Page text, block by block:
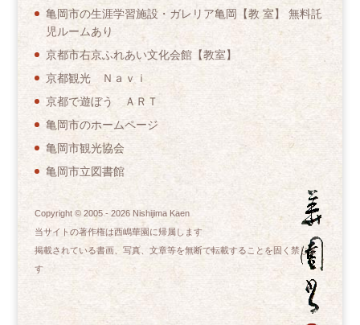
亀岡市の生涯学習施設・ガレリア亀岡【教 室】 無料託
児ルームあり
京都市右京ふれあい文化会館【教室】
京都観光 Ｎａｖｉ
京都で遊ぼう ＡＲＴ
亀岡市のホームページ
亀岡市観光協会
亀岡市立図書館
Copyright © 2005 - 2026Nishijima Kaen
当サイトの著作権は西嶋華園に帰属します
掲載されている書画、写真、文章等を無断で転載することを固く禁じま
す